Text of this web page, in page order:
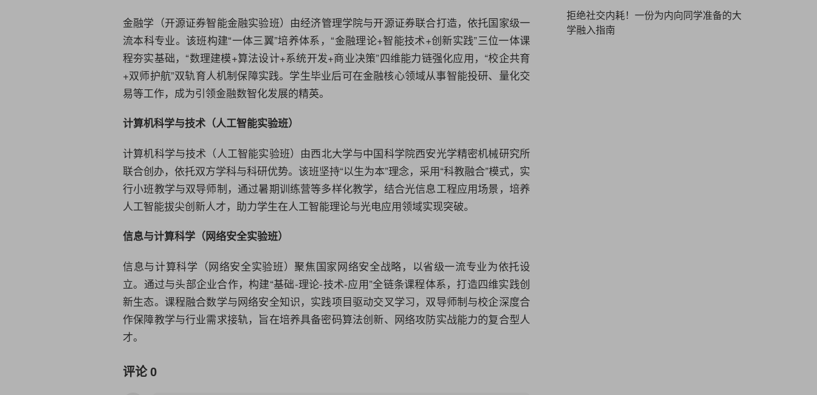
金融学 （开源证券智能金融实验班）由经济管理学院与开源证券联合打造，依托国家级一
流本科专业。该班构建“一体三翼”培养体系，“金融理论+智能技术+创新实践”三位一体课
程夯实基础，“数理建模+算法设计+系统开发+商业决策”四维能力链强化应用，“校企共育
+双师护航”双轨育人机制保障实践。学生毕业后可在金融核心领域从事智能投研、量化交
易等工作，成为引领金融数智化发展的精英。
计算机科学与技术 （人工智能实验班）
计算机科学与技术 （人工智能实验班）由西北大学与中国科学院西安光学精密机械研究所
联合创办，依托双方学科与科研优势。该班坚持“以生为本”理念，采用“科教融合”模式，实
行小班教学与双导师制，通过暑期训练营等多样化教学，结合光信息工程应用场景，培养
人工智能拔尖创新人才，助力学生在人工智能理论与光电应用领域实现突破。
信息与计算科学 （网络安全实验班）
信息与计算科学 （网络安全实验班）聚焦国家网络安全战略，以省级一流专业为依托设
立。通过与头部企业合作，构建“基础-理论-技术-应用”全链条课程体系，打造四维实践创
新生态。课程融合数学与网络安全知识，实践项目驱动交叉学习，双导师制与校企深度合
作保障教学与行业需求接轨，旨在培养具备密码算法创新、网络攻防实战能力的复合型人
才。
评论 0
拒绝社交内耗！一份为内向同学准备的大
学融入指南